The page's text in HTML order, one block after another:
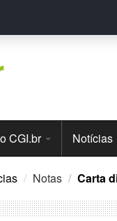
CGI.br Notícias
Notas Carta